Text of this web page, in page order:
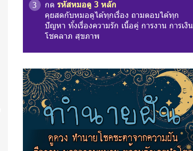
3
กด รหัสหมอดู 3 หลัก
คุยสดกับหมอดูได้ทุกเรื่อง ถามตอบได้ทุก
ปัญหา ทั้งเรื่องความรัก เนื้อคู่ การงาน การเงิน
โชคลาภ สุขภาพ